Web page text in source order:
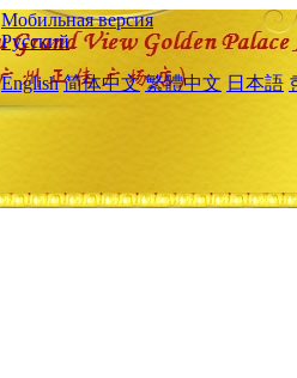
Мобильная версия
Русский
English 简体中文 繁體中文 日本語